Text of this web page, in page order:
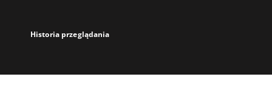
Historia przeglądania